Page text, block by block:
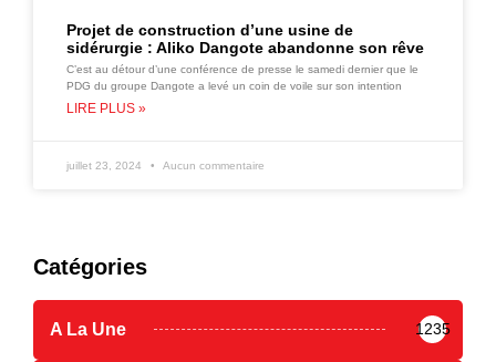
Projet de construction d’une usine de
sidérurgie : Aliko Dangote abandonne son rêve
C’est au détour d’une conférence de presse le samedi dernier que le
PDG du groupe Dangote a levé un coin de voile sur son intention
LIRE PLUS »
juillet 23, 2024 Aucun commentaire
Catégories
A La Une 1235